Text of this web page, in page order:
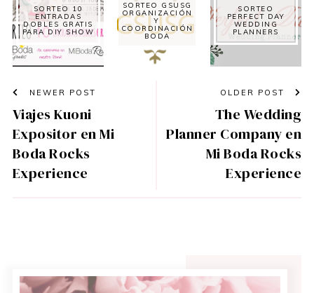
SORTEO 10
ENTRADAS
DOBLES GRATIS
PARA DIY SHOW
SORTEO GSUSG
ORGANIZACIÓN
Y
COORDINACIÓN
BODA
SORTEO
PERFECT DAY
WEDDING
PLANNERS
NEWER POST
Viajes Kuoni
Expositor en Mi
Boda Rocks
Experience
OLDER POST
The Wedding
Planner Company en
Mi Boda Rocks
Experience